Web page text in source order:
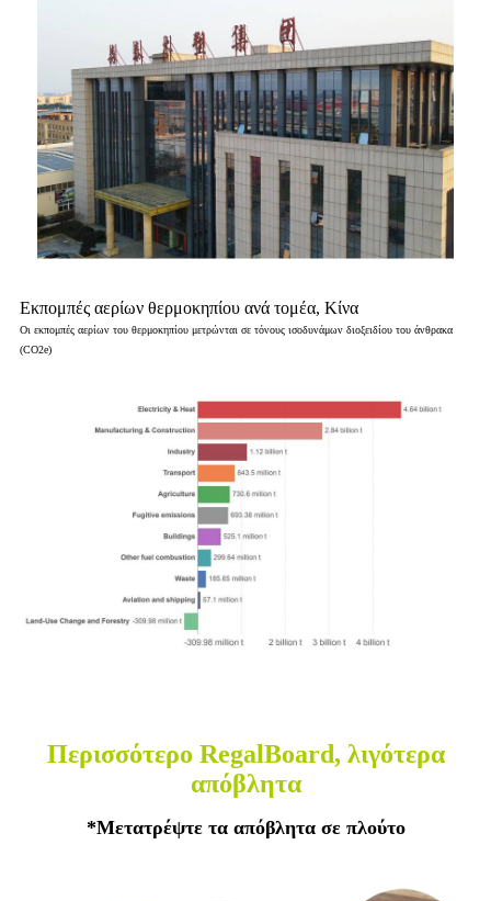
Εκπομπές αερίων θερμοκηπίου ανά τομέα, Κίνα
Οι εκπομπές αερίων του θερμοκηπίου μετρώνται σε τόνους ισοδυνάμων διοξειδίου του άνθρακα
(CO2e)
Περισσότερο RegalBoard, λιγότερα
απόβλητα
*Μετατρέψτε τα απόβλητα σε πλούτο